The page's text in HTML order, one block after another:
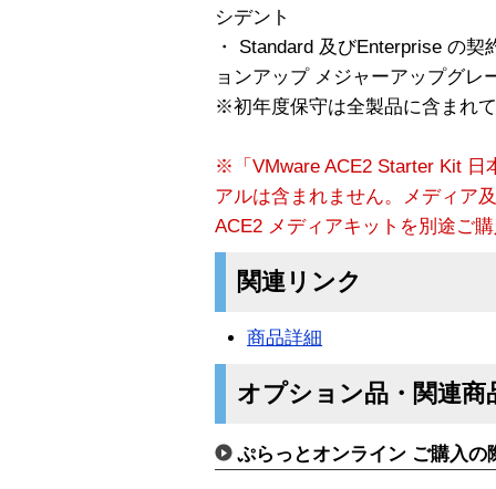
シデント
・ Standard 及びEnterprise の
ョンアップ メジャーアップグレ
※初年度保守は全製品に含まれ
※「VMware ACE2 Starter Kit 日
アルは含まれません。メディア
ACE2 メディアキットを別途ご
関連リンク
商品詳細
オプション品・関連商
ぷらっとオンライン ご購入の